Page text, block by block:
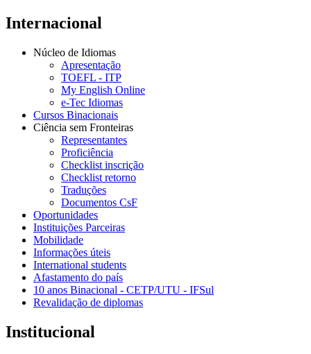
Internacional
Núcleo de Idiomas
Apresentação
TOEFL - ITP
My English Online
e-Tec Idiomas
Cursos Binacionais
Ciência sem Fronteiras
Representantes
Proficiência
Checklist inscrição
Checklist retorno
Traduções
Documentos CsF
Oportunidades
Instituições Parceiras
Mobilidade
Informações úteis
International students
Afastamento do país
10 anos Binacional - CETP/UTU - IFSul
Revalidação de diplomas
Institucional